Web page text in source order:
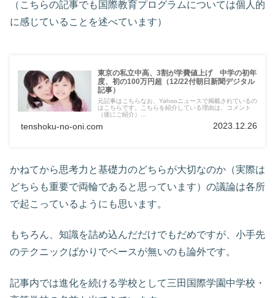
（こちらの記事でも国際教育プログラムについては個人的
に感じていることを述べています）
東京の私立中高、3割が学費値上げ 中学の初年
度、初の100万円超（12/22付朝日新聞デジタル
記事）
元記事はこちらなお、Yahooニュースで掲載されているの
はこちらです。こちらを紹介している理由は、コメント
（後にご紹介）...
tenshoku-no-oni.com 2023.12.26
かねてから思考力と基礎力のどちらが大切なのか（実際は
どちらも重要で両輪であると思っています）の議論は各所
で起こっているようにも思います。
もちろん、知識を詰め込んだだけでもだめですが、小手先
のテクニックばかりでベースが無いのも論外です。
記事内では進化を続ける学校として三田国際学園中学校・